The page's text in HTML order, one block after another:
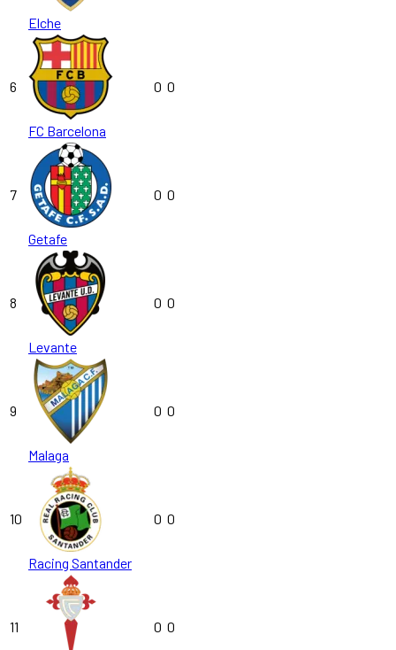
Elche
6
FC Barcelona
0 0
7
Getafe
0 0
8
Levante
0 0
9
Malaga
0 0
10
Racing Santander
0 0
11 0 0